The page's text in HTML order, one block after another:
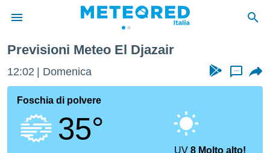
di
per
Previsioni Meteo El Djazair
12:03 Domenica ...
Foschia di polvere
35°
UV8 Molto alto!